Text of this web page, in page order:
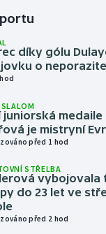
díky gólu
o
juniorská
je mistryní
před 1 hod
STŘELBA
vybojovala
do 23 let ve
před 2 hod